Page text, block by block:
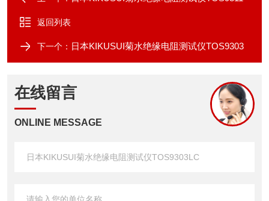
返回列表
下一个： 日本KIKUSUI菊水绝缘电阻测试仪TOS9303
在线留言
ONLINE MESSAGE